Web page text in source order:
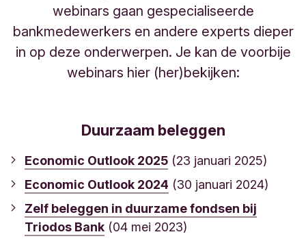
webinars gaan gespecialiseerde
bankmedewerkers en andere experts dieper
in op deze onderwerpen. Je kan de voorbije
webinars hier (her)bekijken:
Duurzaam beleggen
Economic Outlook 2025 (23 januari 2025)
Economic Outlook 2024 (30 januari 2024)
Zelf beleggen in duurzame fondsen bij
Triodos Bank (04 mei 2023)